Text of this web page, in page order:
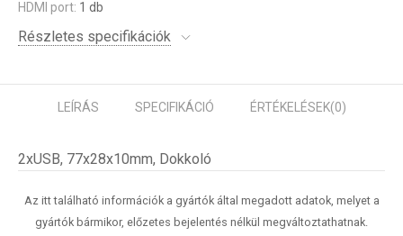
HDMI port: 1 db
Részletes specifikációk
LEÍRÁS SPECIFIKÁCIÓ ÉRTÉKELÉSEK(0)
2xUSB, 77x28x10mm, Dokkoló
Az itt található információk a gyártók által megadott adatok, melyet a
gyártók bármikor, előzetes bejelentés nélkül megváltoztathatnak.